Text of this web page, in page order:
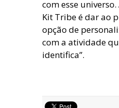
com esse
Kit Tribe é dar ao
opção de
com a atividade
identifica”.